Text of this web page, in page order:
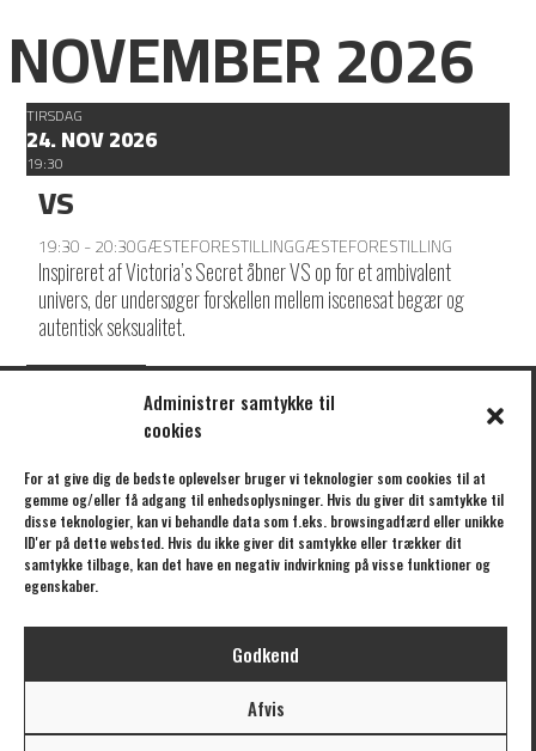
Administrer samtykke til
cookies
For at give dig de bedste oplevelser bruger vi teknologier som cookies til at
gemme og/eller få adgang til enhedsoplysninger. Hvis du giver dit samtykke til
disse teknologier, kan vi behandle data som f.eks. browsingadfærd eller unikke
ID'er på dette websted. Hvis du ikke giver dit samtykke eller trækker dit
samtykke tilbage, kan det have en negativ indvirkning på visse funktioner og
egenskaber.
Godkend
Afvis
NOVEMBER 2026
TIRSDAG
24. NOV 2026
19:30
VS
19:30 - 20:30GÆSTEFORESTILLINGGÆSTEFORESTILLING
Inspireret af Victoria’s Secret åbner VS op for et ambivalent
univers, der undersøger forskellen mellem iscenesat begær og
autentisk seksualitet.
KLIK HER FOR AT TILMELDE DIG VORES NYHEDSBREV
/// FORESTILLINGER /// BÅDTEATRET
STØTTE